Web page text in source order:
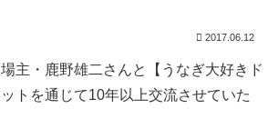
2017.06.12
主・鹿野雄二さんと【うなぎ大好きド
トを通じて10年以上交流させていた